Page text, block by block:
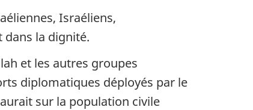
Israéliens,
dans la dignité.
et les autres groupes
diplomatiques déployés par le
sur la population civile